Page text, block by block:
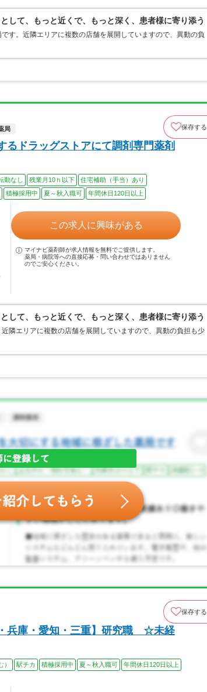
して、もっと近くで、もっと深く、患者様に寄り添う
す。近隣エリアに複数の店舗を展開していますので、異動の負
局 保存する
るドラッグストアにて調剤専門薬剤
勤なし 残業月10ｈ以下
住宅補助（手当）あり
積極採用中 夏～秋入職可 年間休日120日以上
この求人に興味がある
マイナビ薬剤師が求人情報を無料でご提供します。
薬局・病院等への直接応募・問い合わせではありません
のでご安心ください。
して、もっと近くで、もっと深く、患者様に寄り添う
隣エリアに複数の店舗を展開していますので、異動の負担も少
保存する
・兵庫・愛知・三重】研究職 ☆未経
駅チカ 積極採用中 夏～秋入職可
年間休日120日以上